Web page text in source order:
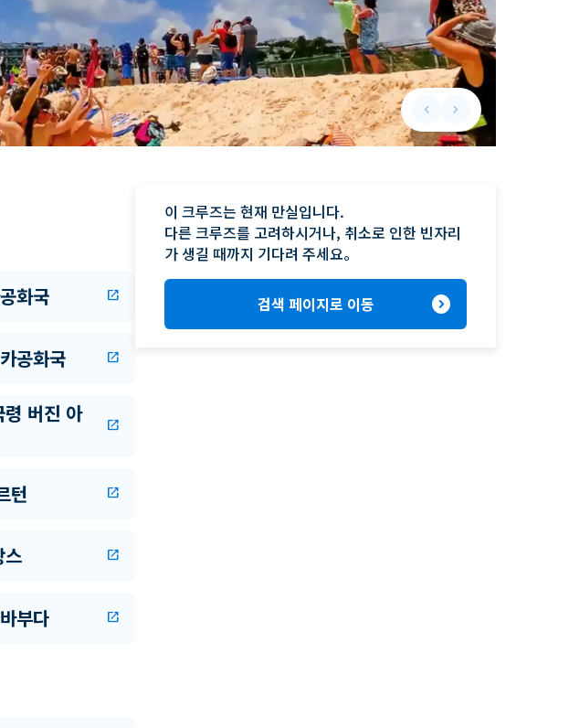
keyboard_arrow_leftPrevious slide
keyboard_arrow_rightNext slide
화국 open_in_new
공화국 open_in_new
버진 아
open_in_new
턴 open_in_new
스 open_in_new
부다 open_in_new
이 크루즈는 현재 만실입니다.
다른 크루즈를 고려하시거나, 취소로 인한 빈자리
가 생길 때까지 기다려 주세요。
검색 페이지로 이동 expand_circle_right